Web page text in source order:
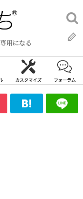
用になる
検
索:
カスタマイズ フォーラム